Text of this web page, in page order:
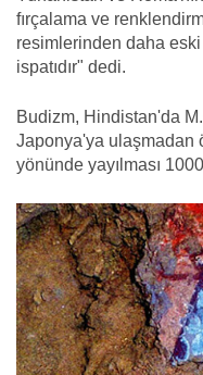
fırçalama ve
resimlerinden daha
ispatıdır" dedi.
Budizm, Hindistan'da
Japonya'ya ulaşmadan
yönünde yayılması